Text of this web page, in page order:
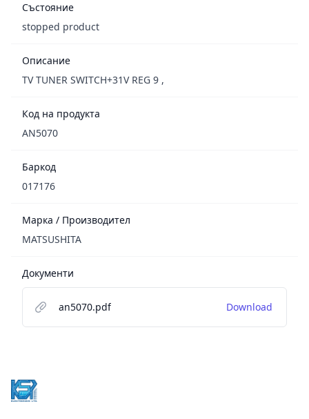
Състояние
stopped product
Описание
TV TUNER SWITCH+31V REG 9 ,
Код на продукта
AN5070
Баркод
017176
Марка / Производител
MATSUSHITA
Документи
an5070.pdf Download